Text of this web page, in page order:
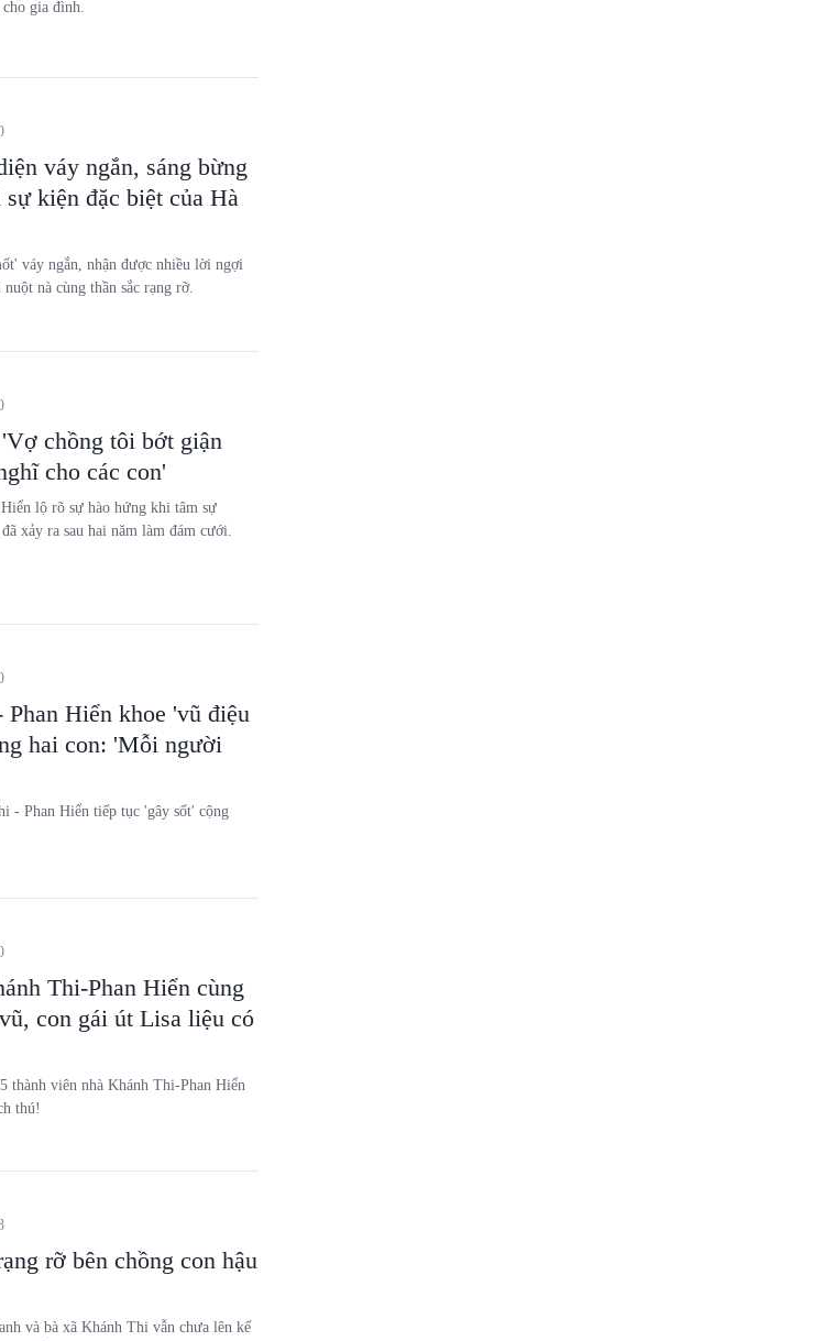
gia đình.
váy ngắn, sáng bừng
sự kiện đặc biệt của Hà
váy ngắn, nhận được nhiều lời ngợi
nà cùng thần sắc rạng rỡ.
chồng tôi bớt giận
cho các con'
lộ rõ sự hào hứng khi tâm sự
xảy ra sau hai năm làm đám cưới.
Hiển khoe 'vũ điệu
hai con: 'Mỗi người
- Phan Hiển tiếp tục 'gây sốt' cộng
Thi-Phan Hiển cùng
con gái út Lisa liệu có
thành viên nhà Khánh Thi-Phan Hiển
thú!
rỡ bên chồng con hậu
và bà xã Khánh Thi vẫn chưa lên kế